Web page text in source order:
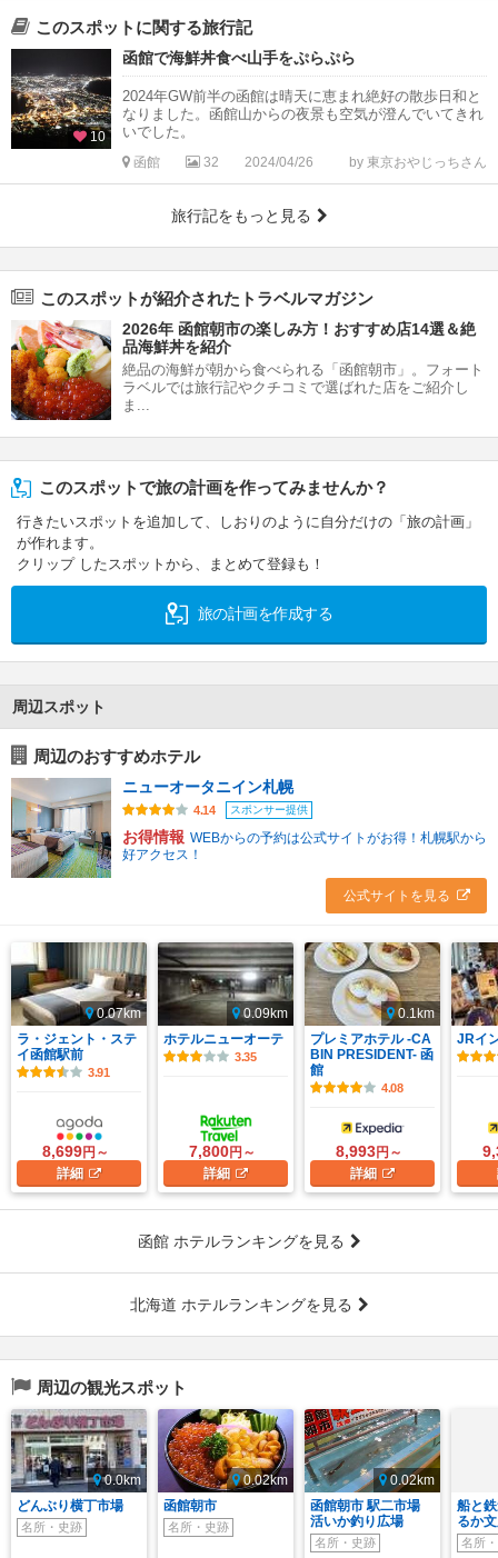
このスポットに関する旅行記
10
函館で海鮮丼食べ山手をぷらぷら
2024年GW前半の函館は晴天に恵まれ絶好の散歩日和と
なりました。函館山からの夜景も空気が澄んでいてきれ
いでした。
函館 32 2024/04/26 by 東京おやじっちさん
旅行記をもっと見る
このスポットが紹介されたトラベルマガジン
2026年 函館朝市の楽しみ方！おすすめ店14選＆絶
品海鮮丼を紹介
絶品の海鮮が朝から食べられる「函館朝市」。フォート
ラベルでは旅行記やクチコミで選ばれた店をご紹介し
ま...
このスポットで旅の計画を作ってみませんか？
行きたいスポットを追加して、しおりのように自分だけの「旅の計画」
が作れます。
クリップ したスポットから、まとめて登録も！
旅の計画を作成する
周辺スポット
周辺のおすすめホテル
ニューオータニイン札幌
4.14 スポンサー提供
お得情報 WEBからの予約は公式サイトがお得！札幌駅から
好アクセス！
公式サイトを見る
0.07km
ラ・ジェント・ステ
イ函館駅前
3.91
8,699円～
詳細
0.09km
ホテルニューオーテ
3.35
7,800円～
詳細
0.1km
プレミアホテル -CA
BIN PRESIDENT- 函
館
4.08
8,993円～
詳細
JRイ
函館 ホテルランキングを見る
北海道 ホテルランキングを見る
周辺の観光スポット
0.0km
どんぶり横丁市場
名所・史跡
0.02km
函館朝市
名所・史跡
0.02km
函館朝市 駅二市場
活いか釣り広場
名所・史跡
船と
るか
名所